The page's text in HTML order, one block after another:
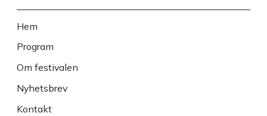
Sidfot
Hem
Program
Om festivalen
Nyhetsbrev
Kontakt